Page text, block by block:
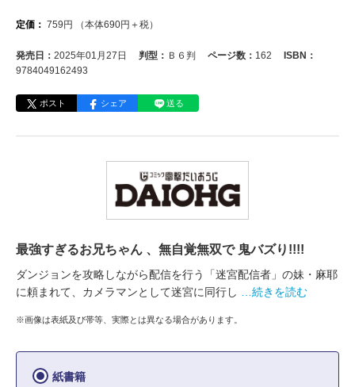
定価： 759 円 （本体690円＋税）
発売日： 2025年01月27日 判型： Ｂ６判 ページ数： 162
ISBN：
9784049162493
ポスト シェア 送る
最強すぎるお兄ちゃん 、無自覚無双で 鬼バズり!!!!
ダンジョンを攻略しながら配信を行う「迷宮配信者」の妹・麻耶
に頼まれて、カメラマンとして迷宮に同行し
…続きを読む
※画像は表紙及び帯等、実際とは異なる場合があります。
紙書籍